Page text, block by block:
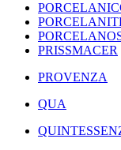
PRISSMACER
PROVENZA
QUA